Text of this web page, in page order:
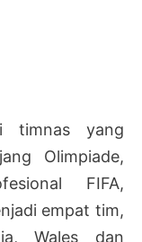
timnas yang
Olimpiade,
FIFA,
empat tim,
Wales dan